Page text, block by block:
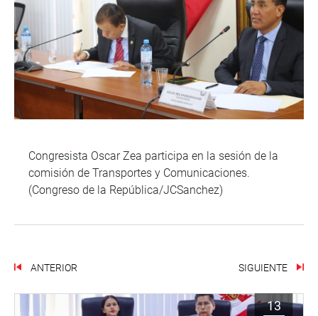
Congresista Oscar Zea participa en la sesión de la
comisión de Transportes y Comunicaciones.
(Congreso de la República/JCSanchez)
ANTERIOR SIGUIENTE
13